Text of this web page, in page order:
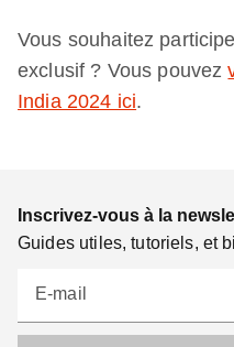
Vous souhaitez
exclusif ? Vous pouvez
India 2024 ici.
Inscrivez-vous à la
Guides utiles, tutoriels, et
E-mail